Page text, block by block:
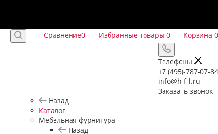
Сравнение0 Избранные товары 0 Корзина 0
Телефоны
+7 (495)-787-07-84
info@h-f-l.ru
Заказать звонок
Назад
Каталог
Мебельная фурнитура
Назад